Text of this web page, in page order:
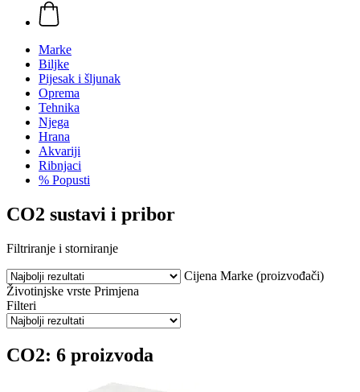
Marke
Biljke
Pijesak i šljunak
Oprema
Tehnika
Njega
Hrana
Akvariji
Ribnjaci
% Popusti
CO2 sustavi i pribor
Filtriranje i storniranje
Cijena Marke (proizvođači)
Životinjske vrste Primjena
Filteri
CO2: 6 proizvoda